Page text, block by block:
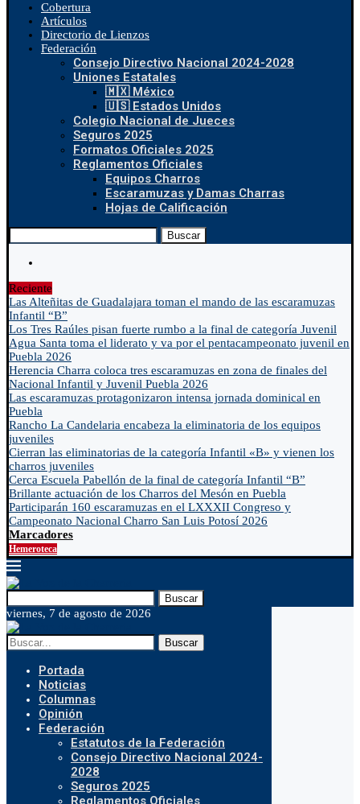
Cobertura
Artículos
Directorio de Lienzos
Federación
Consejo Directivo Nacional 2024-2028
Uniones Estatales
🇲🇽 México
🇺🇸 Estados Unidos
Colegio Nacional de Jueces
Seguros 2025
Formatos Oficiales 2025
Reglamentos Oficiales
Equipos Charros
Escaramuzas y Damas Charras
Hojas de Calificación
Buscar
Reciente
Las Alteñitas de Guadalajara toman el mando de las escaramuzas
Infantil “B”
Los Tres Raúles pisan fuerte rumbo a la final de categoría Juvenil
Agua Santa toma el liderato y va por el pentacampeonato juvenil en
Puebla 2026
Herencia Charra coloca tres escaramuzas en zona de finales del
Nacional Infantil y Juvenil Puebla 2026
Las escaramuzas protagonizaron intensa jornada dominical en
Puebla
Rancho La Candelaria encabeza la eliminatoria de los equipos
juveniles
Cierran las eliminatorias de la categoría Infantil «B» y vienen los
charros juveniles
Cerca Escuela Pabellón de la final de categoría Infantil “B”
Brillante actuación de los Charros del Mesón en Puebla
Participarán 160 escaramuzas en el LXXXII Congreso y
Campeonato Nacional Charro San Luis Potosí 2026
Marcadores
Hemeroteca
Buscar
viernes, 7 de agosto de 2026
Buscar
Portada
Noticias
Columnas
Opinión
Federación
Estatutos de la Federación
Consejo Directivo Nacional 2024-
2028
Seguros 2025
Reglamentos Oficiales